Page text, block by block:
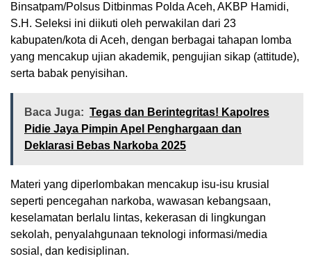
Binsatpam/Polsus Ditbinmas Polda Aceh, AKBP Hamidi,
S.H. Seleksi ini diikuti oleh perwakilan dari 23
kabupaten/kota di Aceh, dengan berbagai tahapan lomba
yang mencakup ujian akademik, pengujian sikap (attitude),
serta babak penyisihan.
Baca Juga: Tegas dan Berintegritas! Kapolres
Pidie Jaya Pimpin Apel Penghargaan dan
Deklarasi Bebas Narkoba 2025
Materi yang diperlombakan mencakup isu-isu krusial
seperti pencegahan narkoba, wawasan kebangsaan,
keselamatan berlalu lintas, kekerasan di lingkungan
sekolah, penyalahgunaan teknologi informasi/media
sosial, dan kedisiplinan.